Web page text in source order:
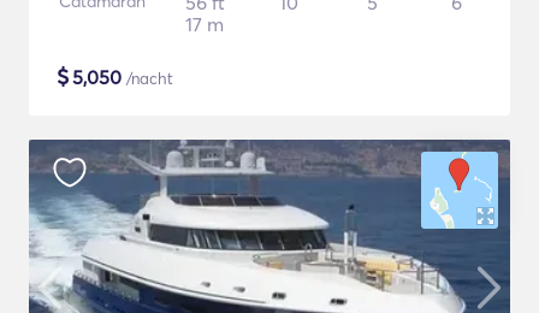
17 m
$5,050 /nacht